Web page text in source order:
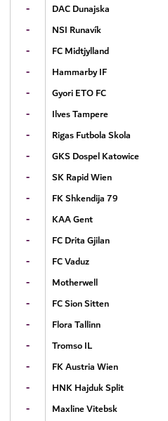
- DAC Dunajska
- NSI Runavík
- FC Midtjylland
- Hammarby IF
- Gyori ETO FC
- Ilves Tampere
- Rigas Futbola Skola
- GKS Dospel Katowice
- SK Rapid Wien
- FK Shkendija 79
- KAA Gent
- FC Drita Gjilan
- FC Vaduz
- Motherwell
- FC Sion Sitten
- Flora Tallinn
- Tromso IL
- FK Austria Wien
- HNK Hajduk Split
- Maxline Vitebsk